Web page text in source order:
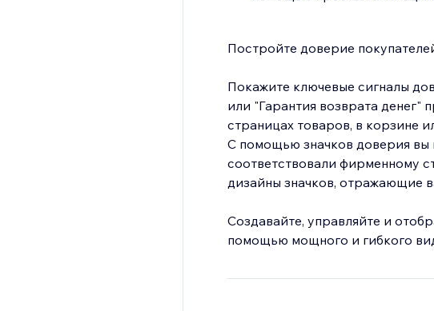
Постройте доверие
Покажите ключевые сигналы
или "Гарантия возврата денег"
страницах товаров, в корзине
С помощью значков доверия вы
соответствовали фирменному
дизайны значков, отражающие
Создавайте, управляйте и
помощью мощного и гибкого